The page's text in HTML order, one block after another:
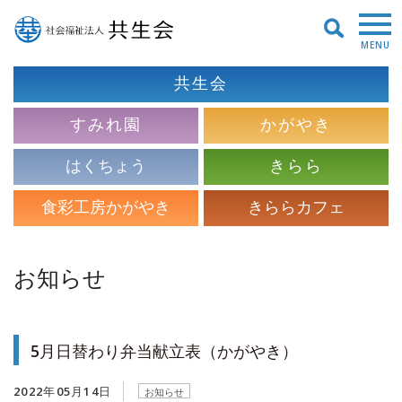
MENU
共生会
すみれ園
かがやき
はくちょう
きらら
食彩工房かがやき
きららカフェ
お知らせ
5月日替わり弁当献立表（かがやき）
2022年05月14日 お知らせ